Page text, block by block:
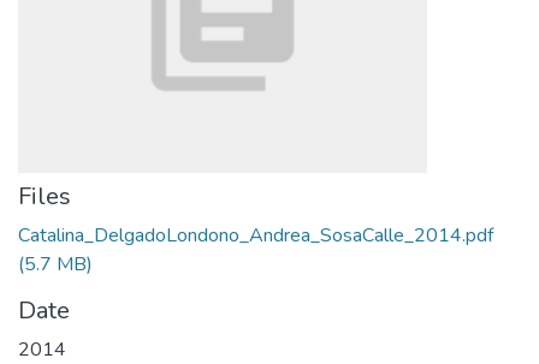
Files
Catalina_DelgadoLondono_Andrea_SosaCalle_2014.pdf
(5.7 MB)
Date
2014